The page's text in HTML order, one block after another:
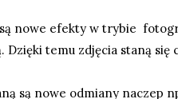
nowe efekty w trybie
Dzięki temu zdjęcia staną się
są nowe odmiany naczep